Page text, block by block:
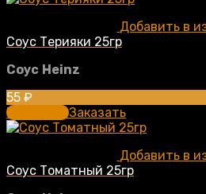
Добавить в
Соус Терияки 25гр
Соус Heinz
55 ₽
В корзинуЗаказать
Добавить в
Соус Томатный 25гр